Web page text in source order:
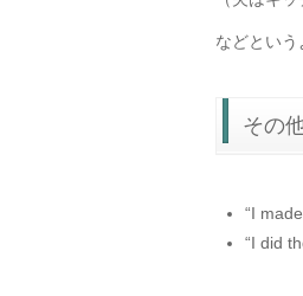
などという
その
“I
“I did